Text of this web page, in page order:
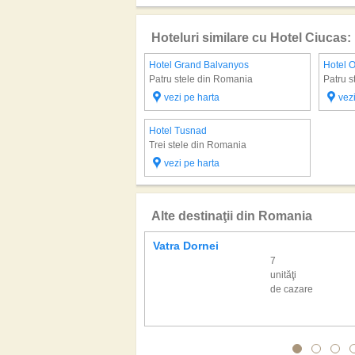
Hoteluri similare cu Hotel Ciucas:
Hotel Grand Balvanyos
Patru stele din Romania
vezi pe harta
Hotel
Patru
Hotel Tusnad
Trei stele din Romania
vezi pe harta
Alte destinaţii din Romania
Vatra Dornei
7
unităţi
de cazare